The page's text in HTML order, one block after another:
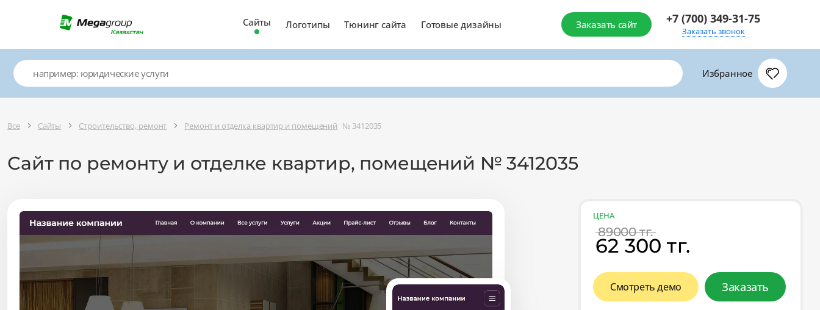
Сайты Логотипы Тюнинг сайта Готовые дизайны Заказать сайт +7 (700) 349-31-75
Заказать звонок
Избранное
Все Сайты Строительство, ремонт Ремонт и отделка квартир и помещений № 3412035
Сайт по ремонту и отделке квартир, помещений № 3412035
ЦЕНА
89000 тг.
62 300 тг.
Смотреть демо Заказать